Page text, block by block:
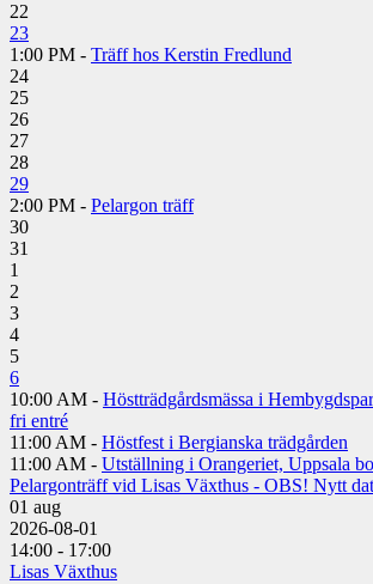
22
23
1:00 PM - Träff hos Kerstin Fredlund
24
25
26
27
28
29
2:00 PM - Pelargon träff
30
31
1
2
3
4
5
6
10:00 AM - Höstträdgårdsmässa i
fri entré
11:00 AM - Höstfest i Bergianska trädgården
11:00 AM - Utställning i Orangeriet, Uppsala
Pelargonträff vid Lisas Växthus - OBS! Nytt
01 aug
2026-08-01
14:00 - 17:00
Lisas Växthus